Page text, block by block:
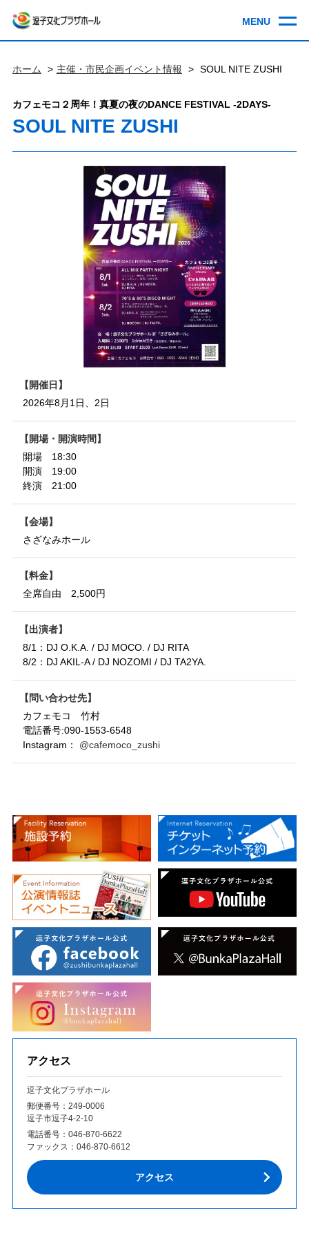
ホーム 主催・市民企画イベント情報 SOUL NITE ZUSHI
カフェモコ２周年！真夏の夜のDANCE FESTIVAL -2DAYS-
SOUL NITE ZUSHI
開催日
2026年8月1日、2日
開場・開演時間
開場 18:30
開演 19:00
終演 21:00
会場
さざなみホール
料金
全席自由 2,500円
出演者
8/1：DJ O.K.A. / DJ MOCO. / DJ RITA
8/2：DJ AKIL-A / DJ NOZOMI / DJ TA2YA.
問い合わせ先
カフェモコ 竹村
電話番号:090-1553-6548
Instagram： @cafemoco_zushi
アクセス
逗子文化プラザホール
郵便番号：249‐0006
逗子市逗子4-2-10
電話番号： 046-870-6622
ファックス： 046-870-6612
アクセス